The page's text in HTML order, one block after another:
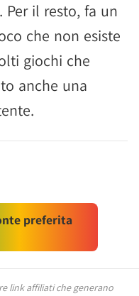
. Per il resto, fa un
che non esiste
giochi che
anche una
preferita
link affiliati che generano